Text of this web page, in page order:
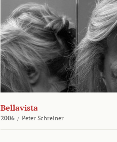
Bellavista
2006 / Peter Schreiner